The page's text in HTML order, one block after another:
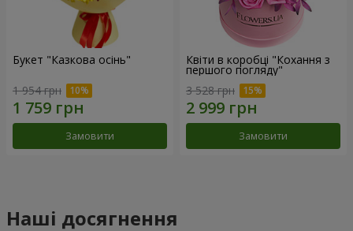
Букет "Казкова осінь"
1 954 грн
Замовити
Квіти в коробці "Кохання з
першого погляду"
3 528 грн
Замовити
Наші досягнення